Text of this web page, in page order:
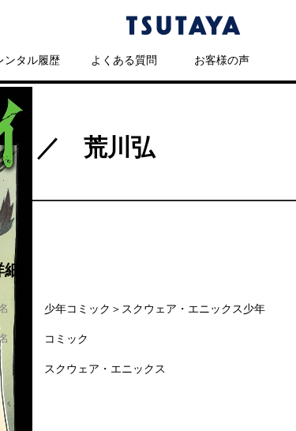
ンタル履歴 よくある質問 お客様の声
／ 荒川弘
少年コミック＞スクウェア・エニックス少年
コミック
スクウェア・エニックス